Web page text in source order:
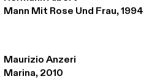
Mann Mit Rose Und Frau, 1994
Maurizio Anzeri
Marina, 2010